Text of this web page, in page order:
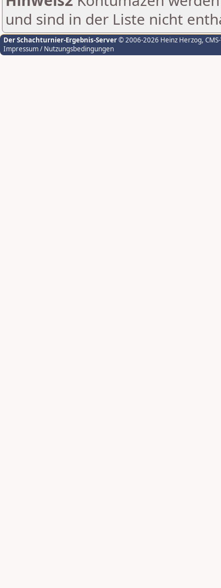
und sind in der Liste nicht
Der Schachturnier-Ergebnis-Server© 2006-2026 Heinz Herzog,
Impressum / Nutzungsbedingungen